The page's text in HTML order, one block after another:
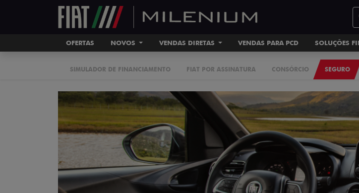
OFERTAS NOVOS VENDAS DIRETAS VENDAS PARA PCD SOLUÇÕES
SIMULADOR DE FINANCIAMENTO FIAT POR ASSINATURA CONSÓRCIO SEGURO